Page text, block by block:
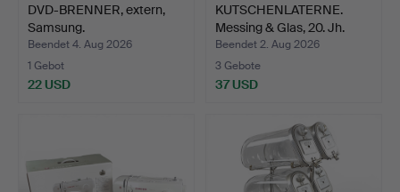
DVD-BRENNER, extern,
Samsung.
Beendet 4. Aug 2026
1 Gebot
22 USD
KUTSCHENLATERNE.
Messing & Glas, 20. Jh.
Beendet 2. Aug 2026
3 Gebote
37 USD